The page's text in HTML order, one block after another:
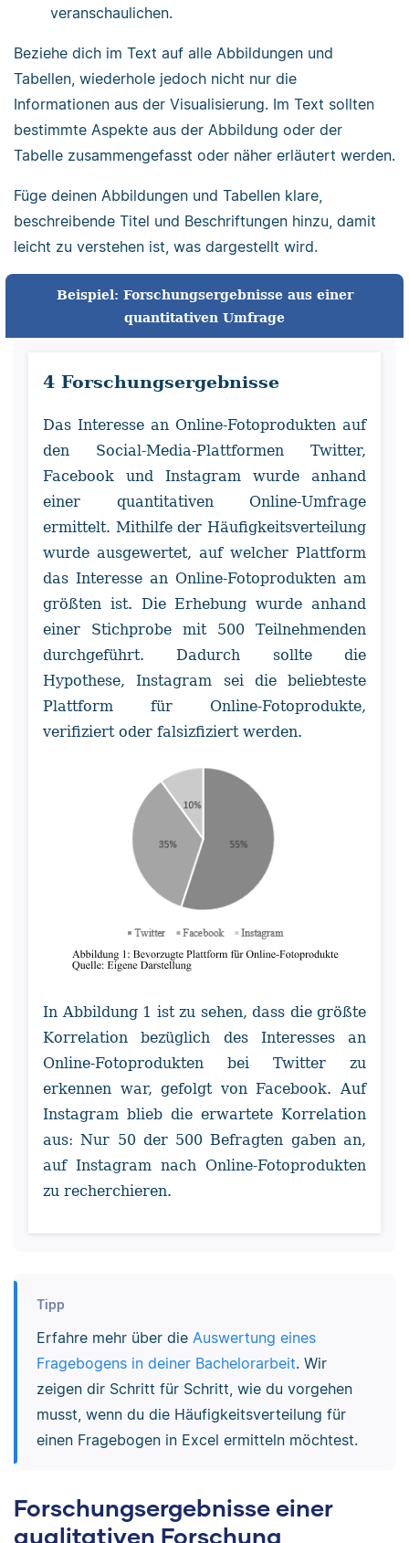
veranschaulichen.
Beziehe dich im Text auf alle Abbildungen und
Tabellen, wiederhole jedoch nicht nur die
Informationen aus der Visualisierung. Im Text sollten
bestimmte Aspekte aus der Abbildung oder der
Tabelle zusammengefasst oder näher erläutert werden.
Füge deinen Abbildungen und Tabellen klare,
beschreibende Titel und Beschriftungen hinzu, damit
leicht zu verstehen ist, was dargestellt wird.
Beispiel: Forschungsergebnisse aus einer
quantitativen Umfrage
4 Forschungsergebnisse
Das Interesse an Online-Fotoprodukten auf
den Social-Media-Plattformen Twitter,
Facebook und Instagram wurde anhand
einer quantitativen Online-Umfrage
ermittelt. Mithilfe der Häufigkeitsverteilung
wurde ausgewertet, auf welcher Plattform
das Interesse an Online-Fotoprodukten am
größten ist. Die Erhebung wurde anhand
einer Stichprobe mit 500 Teilnehmenden
durchgeführt. Dadurch sollte die
Hypothese, Instagram sei die beliebteste
Plattform für Online-Fotoprodukte,
verifiziert oder falsizfiziert werden.
In Abbildung 1 ist zu sehen, dass die größte
Korrelation bezüglich des Interesses an
Online-Fotoprodukten bei Twitter zu
erkennen war, gefolgt von Facebook. Auf
Instagram blieb die erwartete Korrelation
aus: Nur 50 der 500 Befragten gaben an,
auf Instagram nach Online-Fotoprodukten
zu recherchieren.
Tipp
Erfahre mehr über die Auswertung eines
Fragebogens in deiner Bachelorarbeit. Wir
zeigen dir Schritt für Schritt, wie du vorgehen
musst, wenn du die Häufigkeitsverteilung für
einen Fragebogen in Excel ermitteln möchtest.
Forschungsergebnisse einer
qualitativen Forschung